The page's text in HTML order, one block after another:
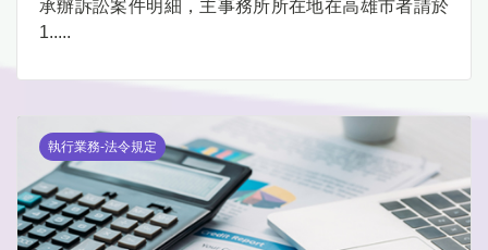
承辦訴訟案件明細，主事務所所在地在高雄市者請於
1.....
執行業務-法令規定